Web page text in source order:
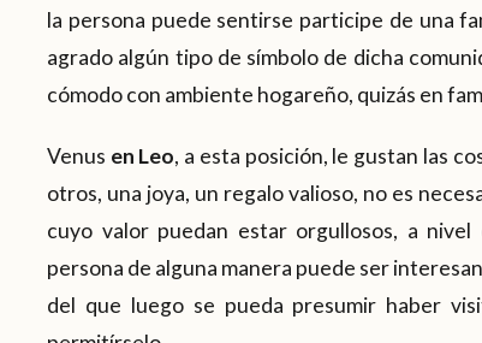
la persona puede sentirse participe de una
agrado algún tipo de símbolo de dicha
cómodo con ambiente hogareño, quizás en
Venus en Leo, a esta posición, le gustan las
otros, una joya, un regalo valioso, no es
cuyo valor puedan estar orgullosos, a
persona de alguna manera puede ser
del que luego se pueda presumir haber